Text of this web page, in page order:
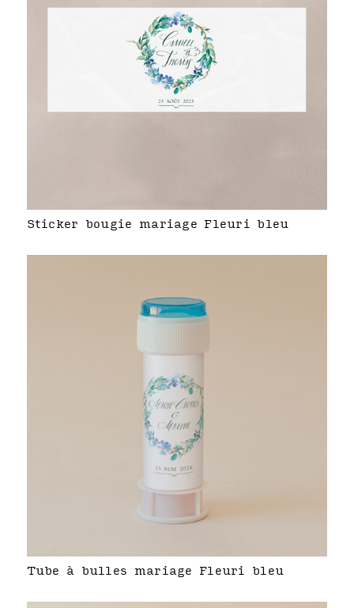
Sticker bougie mariage Fleuri bleu
Tube à bulles mariage Fleuri bleu